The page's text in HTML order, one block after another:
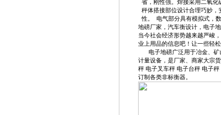
省，刚性强。焊接采用二氧化
秤体搭接部位设计合理巧妙
性。
电气部分具有模拟式，
地磅厂家，汽车衡设计，电子
当今社会经济形势越来越严峻
业上用品的信息吧！让一些轻
电子地磅广泛用于冶金、
计量设备，是厂家、商家大宗
秤 电子叉车秤 电子台秤 电子秤
订制各类非标衡器。